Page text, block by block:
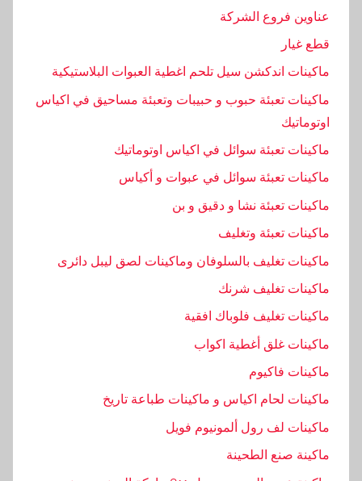
ل
,
ا
ل
د
ي
ث
ل
م
د
س
ل
ه
عناوين فروع الشركة
قطع غيار
ماكينات اندكشن سيل تلحم اغطية العبوات البلاستيكية
ماكينات تعبئة حبوب و حبيبات وتعبئة مساحيق في اكياس
اوتوماتيك
ماكينات تعبئة سوائل في اكياس اوتوماتيك
ماكينات تعبئة سوائل في عبوات و أكياس
ماكينات تعبئة نشا و دقيق و بن
ماكينات تعبئة وتغليف
ماكينات تغليف بالسلوفان وماكينات لصق ليبل دائرى
ماكينات تغليف شرنك
ماكينات تغليف فلوباك افقية
ماكينات غلق أغطية اكواب
ماكينات فاكيوم
ماكينات لحام اكياس و ماكينات طباعة تاريخ
ماكينات لف رول ألمونيوم فويل
ماكينة صنع الطحينة